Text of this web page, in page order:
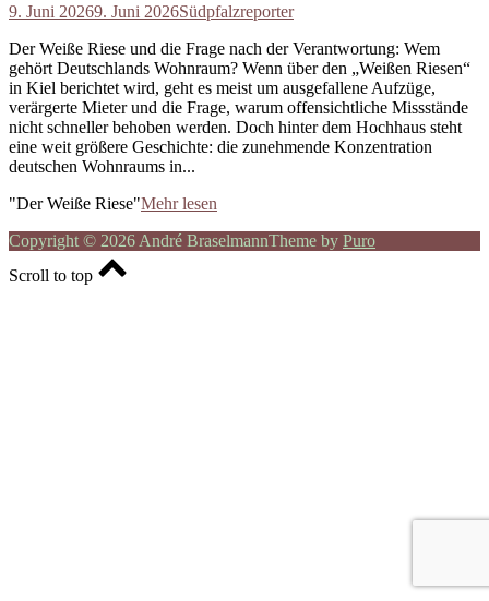
9. Juni 20269. Juni 2026Südpfalzreporter
Der Weiße Riese und die Frage nach der Verantwortung: Wem
gehört Deutschlands Wohnraum? Wenn über den „Weißen Riesen“
in Kiel berichtet wird, geht es meist um ausgefallene Aufzüge,
verärgerte Mieter und die Frage, warum offensichtliche Missstände
nicht schneller behoben werden. Doch hinter dem Hochhaus steht
eine weit größere Geschichte: die zunehmende Konzentration
deutschen Wohnraums in...
"Der Weiße Riese"Mehr lesen
Copyright © 2026 André BraselmannTheme by Puro
Scroll to top